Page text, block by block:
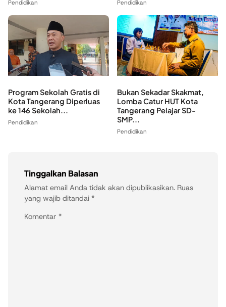
Pendidikan Pendidikan
Program Sekolah Gratis di
Kota Tangerang Diperluas
ke 146 Sekolah...
Pendidikan
Bukan Sekadar Skakmat,
Lomba Catur HUT Kota
Tangerang Pelajar SD-
SMP...
Pendidikan
Tinggalkan Balasan
Alamat email Anda tidak akan dipublikasikan. Ruas
yang wajib ditandai *
Komentar *